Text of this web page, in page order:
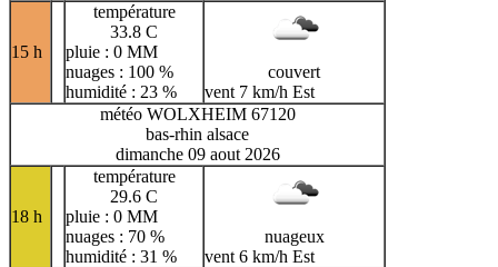
15 h
température
33.8 C
pluie : 0 MM
nuages : 100 %
humidité : 23 %
couvert
vent 7 km/h Est
météo WOLXHEIM 67120
bas-rhin alsace
dimanche 09 aout 2026
18 h
température
29.6 C
pluie : 0 MM
nuages : 70 %
humidité : 31 %
nuageux
vent 6 km/h Est